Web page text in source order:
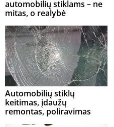
automobilių stiklams – ne
mitas, o realybė
Automobilių stiklų
keitimas, įdaužų
remontas, poliravimas